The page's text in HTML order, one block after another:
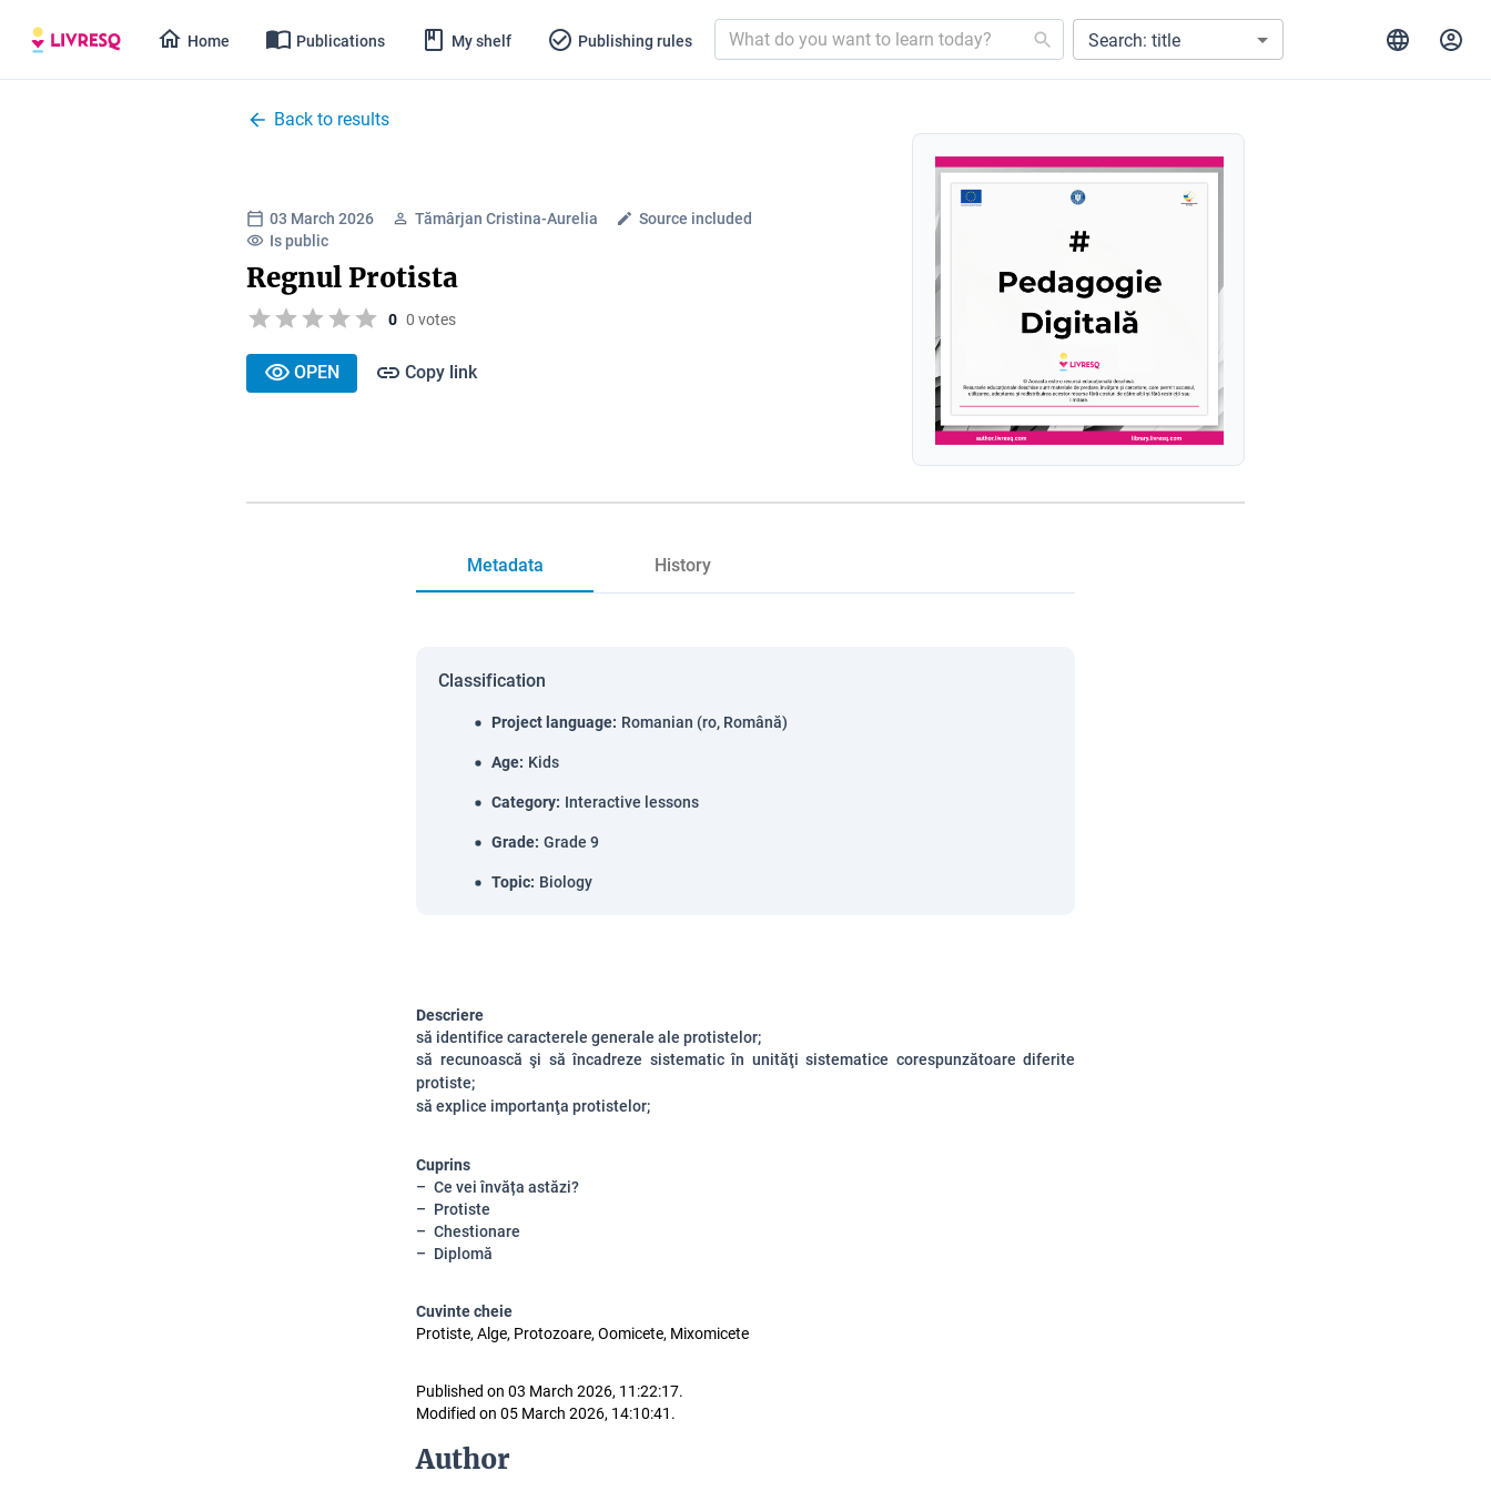
Home Publications My shelf Publishing rules Search: title
Back to results
03 March 2026 Tămârjan Cristina-Aurelia
Source included
Is public
Regnul Protista
0 0 votes
OPEN Copy link
Metadata History
Classification
Project language: Romanian (ro, Română)
Age: Kids
Category: Interactive lessons
Grade: Grade 9
Topic: Biology
Descriere
să identifice caracterele generale ale protistelor;
să recunoască şi să încadreze sistematic în unităţi sistematice corespunzătoare diferite
protiste;
să explice importanţa protistelor;
Cuprins
Ce vei învăța astăzi?
Protiste
Chestionare
Diplomă
Cuvinte cheie
Protiste, Alge, Protozoare, Oomicete, Mixomicete
Published on 03 March 2026, 11:22:17.
Modified on 05 March 2026, 14:10:41.
Author